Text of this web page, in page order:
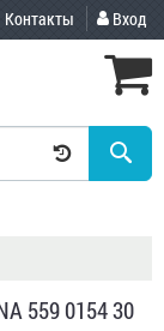
Контакты Вход
559 0154 30